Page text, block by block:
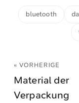
bluetooth
« VORHERIGE
Material der
Verpackung